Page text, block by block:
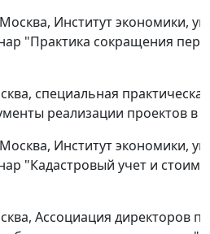
Москва, Институт экономики,
"Практика сокращения
специальная
реализации проектов в
Москва, Институт экономики,
"Кадастровый учет и
Ассоциация